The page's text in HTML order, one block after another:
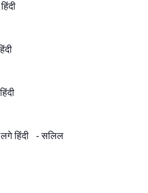
लगे हिंदी   - सलिल